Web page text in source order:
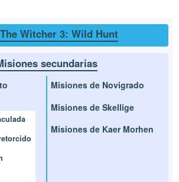
Witcher 3: Wild Hunt
secundarias
Misiones de Novigrado
Misiones de Skellige
Misiones de Kaer Morhen